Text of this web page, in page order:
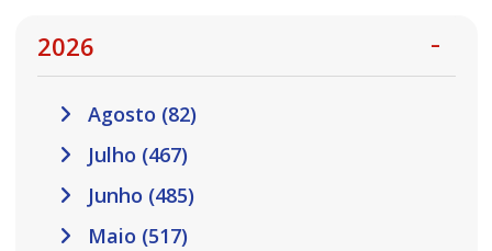
2026
Agosto (82)
Julho (467)
Junho (485)
Maio (517)